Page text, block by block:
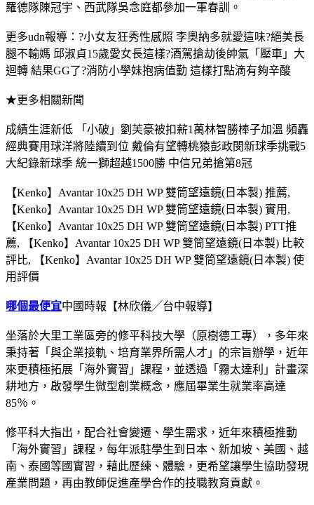
羅德隊陳冠宇、西武隊吳念庭都參加一軍春訓。
更多udn報導：?小女友狂秀性感照 李奧納多就愛這味?絕美長
腿不輸媽 邱淑貞15歲愛女長這樣?酒駕搶劫後帥氣「壓車」大
迴轉 結果GG了?消防小學妹抱病值勤 這樣打點滴有夠辛酸
★更多相關新聞
成績生涯新低 「小破」劉芙豪被扣薪1萬林智勝棒子加溫 頻轟
經典賽用球洋將陸續到位 戴倫有望轉桃猿彭政閔新球季挑戰5
大紀錄新球季 統一獅超越1500勝 中信兄弟搶第8冠
【Kenko】Avantar 10x25 DH WP 雙筒望遠鏡(日本製) 推薦,
【Kenko】Avantar 10x25 DH WP 雙筒望遠鏡(日本製) 實用,
【Kenko】Avantar 10x25 DH WP 雙筒望遠鏡(日本製) PTT推
薦, 【Kenko】Avantar 10x25 DH WP 雙筒望遠鏡(日本製) 比較
評比, 【Kenko】Avantar 10x25 DH WP 雙筒望遠鏡(日本製) 使
用評價
哪個最便宜中國時報【林欣儀╱台中報導】
坐落於大里工業區旁的修平科技大學（原樹德工專），多年來
秉持著「與企業接軌、培育業界所需人才」的宗旨辦學，近年
來更積極拓展「海外實習」課程，並透過「霧太達利」計畫深
耕地方，啟發學生微型創業概念，應屆畢業生就業率高達
85％。
修平科大指出，配合社會變遷、學生需求，近年來積極推動
「海外實習」課程，每年派駐學生到日本、新加坡、美國、越
南、泰國等國實習，藉此歷練、體驗，更希望讓學生協助發現
產業問題，再由教師促進產學合作的技職教育貢獻。